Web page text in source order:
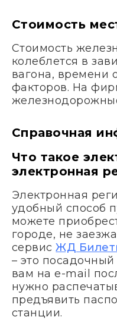
Стоимость
Стоимость
колеблется в
вагона, времени
факторов. На
Справочная
Что такое
электронная
Электронная
удобный способ
можете
городе, не
сервисЖД
– это
вам на e-mail
нужно
предъявить
станции.